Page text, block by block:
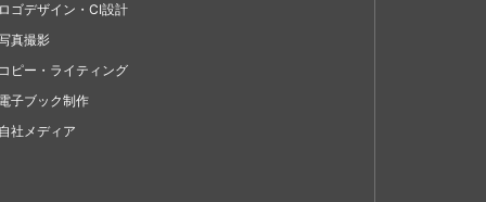
ゴデザイン・CI設計
真撮影
ピー・ライティング
子ブック制作
社メディア